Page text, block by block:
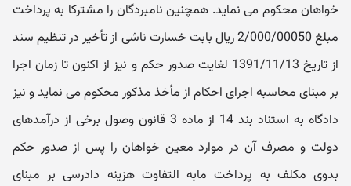
خواهان محکوم می نماید. همچنین نامبردگان را مشترکا به پرداخت
مبلغ 2/000/00050 ریال بابت خسارت ناشی از تأخیر در تنظیم سند
از تاریخ 1391/11/13 لغایت صدور حکم و نیز از اکنون تا زمان اجرا
بر مبنای محاسبه اجرای احکام از مأخذ مذکور محکوم می نماید و نیز
دادگاه به‬ استناد بند 14 از ماده 3 قانون وصول برخی از درآمدهای
دولت و مصرف آن در موارد معین خواهان‬ را پس از صدور حکم
بدوی مکلف به پرداخت مابه ‬التفاوت هزینه دادرسی بر مبنای